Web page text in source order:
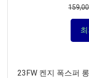
23FW 켄지 폭스퍼